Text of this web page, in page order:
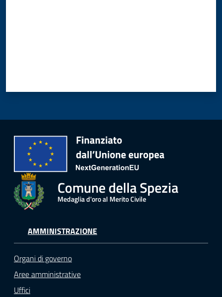
Comune della Spezia
Medaglia d'oro al Merito Civile
AMMINISTRAZIONE
Organi di governo
Aree amministrative
Uffici